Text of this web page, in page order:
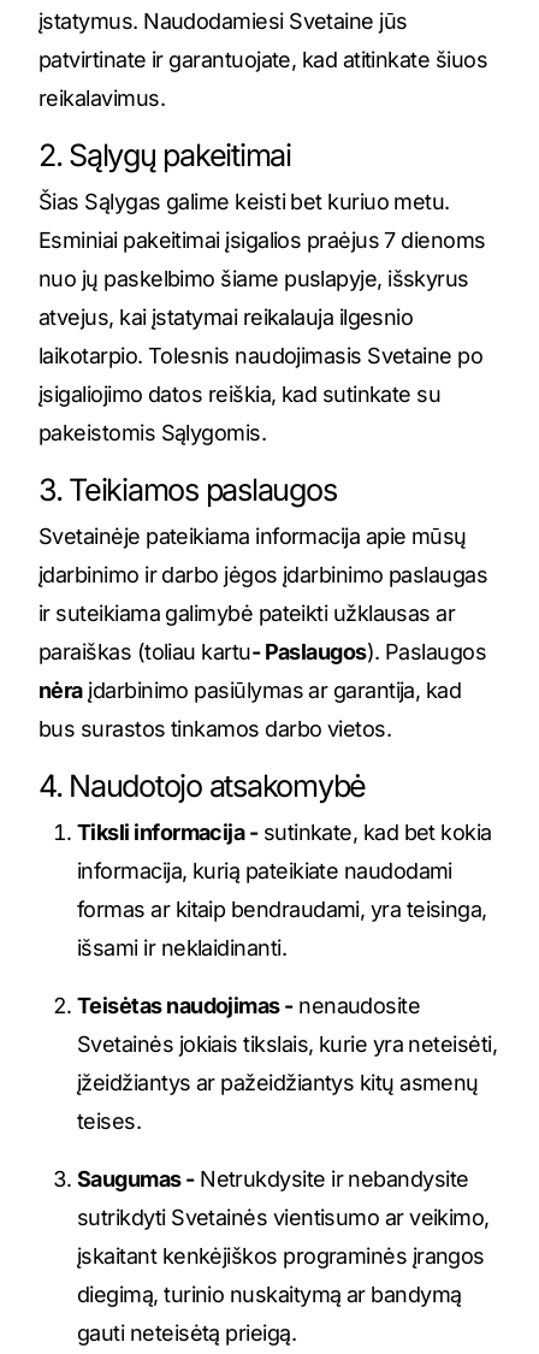
įstatymus. Naudodamiesi Svetaine jūs
patvirtinate ir garantuojate, kad atitinkate šiuos
reikalavimus.
2. Sąlygų pakeitimai
Šias Sąlygas galime keisti bet kuriuo metu.
Esminiai pakeitimai įsigalios praėjus 7 dienoms
nuo jų paskelbimo šiame puslapyje, išskyrus
atvejus, kai įstatymai reikalauja ilgesnio
laikotarpio. Tolesnis naudojimasis Svetaine po
įsigaliojimo datos reiškia, kad sutinkate su
pakeistomis Sąlygomis.
3. Teikiamos paslaugos
Svetainėje pateikiama informacija apie mūsų
įdarbinimo ir darbo jėgos įdarbinimo paslaugas
ir suteikiama galimybė pateikti užklausas ar
paraiškas (toliau kartu- Paslaugos). Paslaugos
nėraįdarbinimo pasiūlymas ar garantija, kad
bus surastos tinkamos darbo vietos.
4. Naudotojo atsakomybė
Tiksli informacija -sutinkate, kad bet kokia
informacija, kurią pateikiate naudodami
formas ar kitaip bendraudami, yra teisinga,
išsami ir neklaidinanti.
Teisėtas naudojimas -nenaudosite
Svetainės jokiais tikslais, kurie yra neteisėti,
įžeidžiantys ar pažeidžiantys kitų asmenų
teises.
Saugumas -Netrukdysite ir nebandysite
sutrikdyti Svetainės vientisumo ar veikimo,
įskaitant kenkėjiškos programinės įrangos
diegimą, turinio nuskaitymą ar bandymą
gauti neteisėtą prieigą.